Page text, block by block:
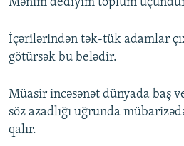
Mənim dediyim toplum
İçərilərindən tək-tük adamlar
götürsək bu belədir.
Müasir incəsənət dünyada baş
söz azadlığı uğrunda
qalır.